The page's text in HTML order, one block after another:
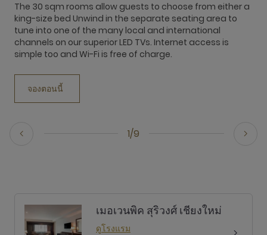
1/9
The 30 sqm rooms allow guests to choose from either a
king-size bed Unwind in the separate seating area to
tune into one of the many local and international
channels on our superior LED TVs. Internet access is
simple too and Wi-Fi is free of charge.
จองตอนนี้
เมอเวนพิค สุริวงศ์ เชียงใหม่
ดูโรงแรม